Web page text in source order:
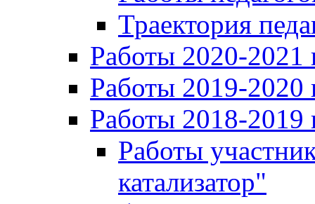
Траектория
Работы 2020-2021
Работы 2019-2020
Работы 2018-2019
Работы
катализатор"